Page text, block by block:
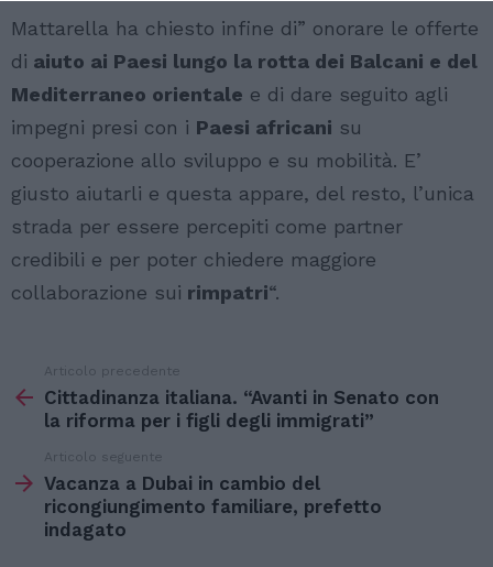
Mattarella ha chiesto infine di” onorare le offerte
di aiuto ai Paesi lungo la rotta dei Balcani e del
Mediterraneo orientale e di dare seguito agli
impegni presi con i Paesi africani su
cooperazione allo sviluppo e su mobilità. E’
giusto aiutarli e questa appare, del resto, l’unica
strada per essere percepiti come partner
credibili e per poter chiedere maggiore
collaborazione sui rimpatri“.
di
Articolo precedente
Cittadinanza italiana. “Avanti in Senato con
la riforma per i figli degli immigrati”
Articolo seguente
Vacanza a Dubai in cambio del
ricongiungimento familiare, prefetto
indagato